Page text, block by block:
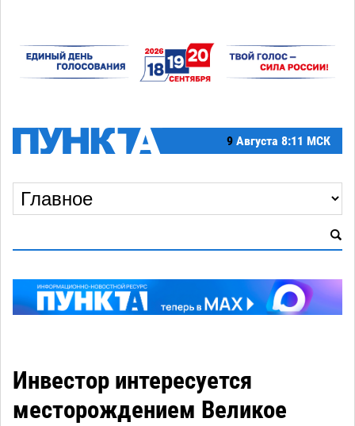
9 Августа 8:11 МСК
Инвестор интересуется
месторождением Великое